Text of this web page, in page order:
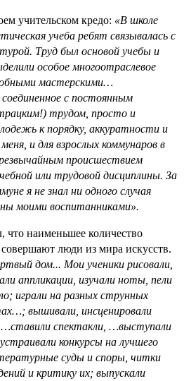
учительском кредо: «В школе
учеба ребят связывалась с
Труд был основой учебы и
особое многоотраслевое
мастерскими…
с постоянным
трудом, просто и
к порядку, аккуратности и
и для взрослых коммунаров в
происшествием
или трудовой дисциплины. За
я не знал ни одного случая
моими воспитанниками».
что наименьшее количество
люди из мира искусств.
дом... Мои ученики рисовали,
аппликации, изучали ноты, пели
играли на разных струнных
вышивали, инсценировали
…ставили спектакли, …выступали
конкурсы на лучшего
суды и споры, читки
и критику их; выпускали